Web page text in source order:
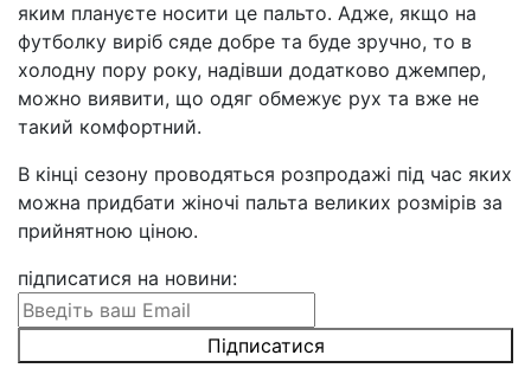
яким плануєте носити це пальто. Адже, якщо на
футболку виріб сяде добре та буде зручно, то в
холодну пору року, надівши додатково джемпер,
можно виявити, що одяг обмежує рух та вже не
такий комфортний.
В кінці сезону проводяться розпродажі під час яких
можна придбати жіночі пальта великих розмірів за
прийнятною ціною.
підписатися на новини: